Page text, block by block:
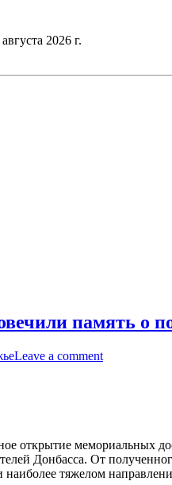
августа 2026 г.
память
Leave a comment
открытие мемориальных
Донбасса. От
тяжелом